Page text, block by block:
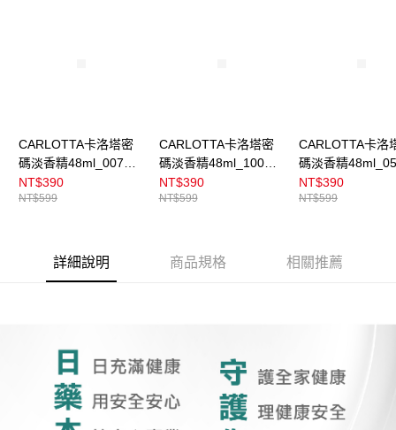
CARLOTTA卡洛塔密
碼淡香精48ml_007真
我情懷
NT$390
NT$599
CARLOTTA卡洛塔密
碼淡香精48ml_100原
野之心
NT$390
NT$599
CARLOTTA卡洛
碼淡香精
夜罌粟
NT$390
NT$599
詳細說明 商品規格 相關推薦